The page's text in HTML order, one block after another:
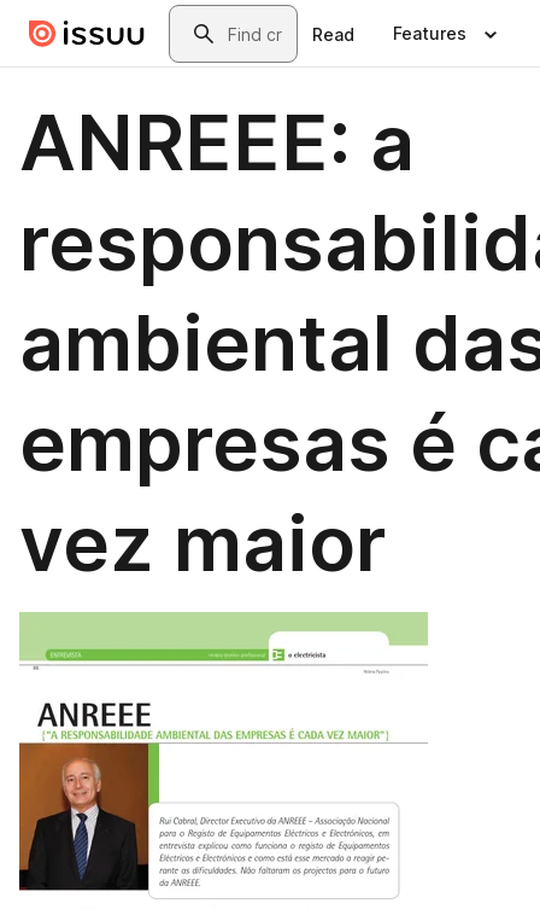
Skip to main contentSearch
Read Features
ANREEE: a
ambiental
empresas é
vez maior